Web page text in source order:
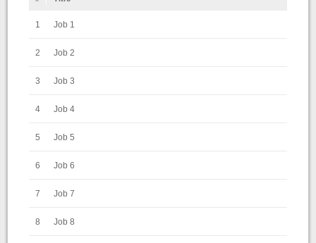
1 Job 1
2 Job 2
3 Job 3
4 Job 4
5 Job 5
6 Job 6
7 Job 7
8 Job 8